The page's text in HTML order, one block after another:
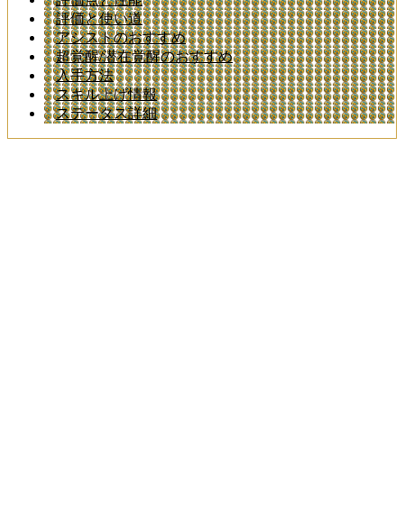
評価と使い道
アシストのおすすめ
超覚醒/潜在覚醒のおすすめ
入手方法
スキル上げ情報
ステータス詳細